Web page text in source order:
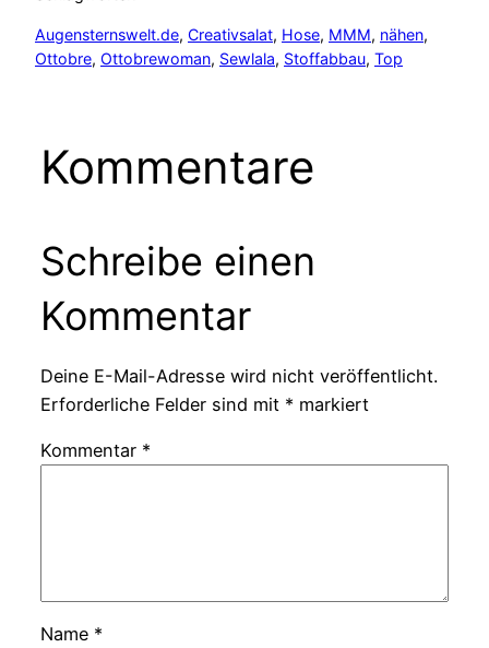
Augensternswelt.de, Creativsalat, Hose, MMM, nähen
Ottobre, Ottobrewoman, Sewlala, Stoffabbau, Top
Kommentare
Schreibe einen
Kommentar
Deine E-Mail-Adresse wird nicht veröffentlicht.
Erforderliche Felder sind mit * markiert
Kommentar *
Name *